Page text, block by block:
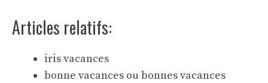
Articles relatifs:
iris vacances
bonne vacances ou bonnes vacances